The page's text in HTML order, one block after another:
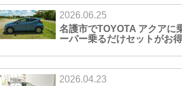
2026.06.25
名護市でTOYOTA アクアに
ーパー乗るだけセットがお得
2026.04.23